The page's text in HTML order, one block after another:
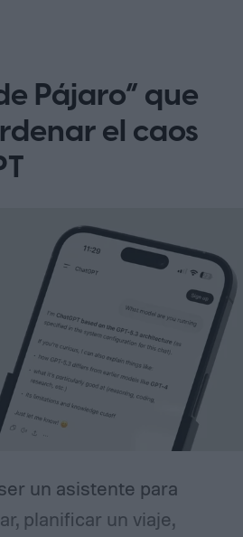
Pájaro” que
el caos
un asistente para
planificar un viaje,